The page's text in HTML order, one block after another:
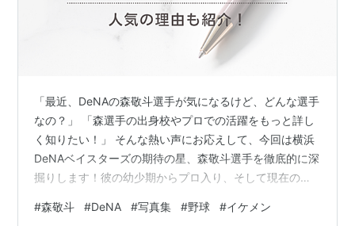
「最近、DeNAの森敬斗選手が気になるけど、どんな選手
なの？」 「森選手の出身校やプロでの活躍をもっと詳し
く知りたい！」 そんな熱い声にお応えして、今回は横浜
DeNAベイスターズの期待の星、森敬斗選手を徹底的に深
掘りします！彼の幼少期からプロ入り、そして現在の素
ら、森選手の魅力の全てを余すところなくお伝えしま
#森敬斗 #DeNA #写真集 #野球 #イケメン